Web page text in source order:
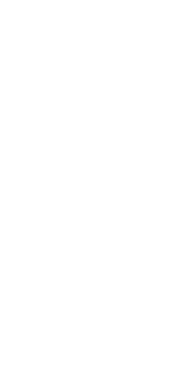
dispositivos